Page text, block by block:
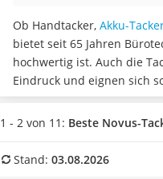
Tiefbrunnenpumpe
Fliesenschneider
Hochdruckreiniger
Doppelschleifer
Überwachungskamera
Benzinrasenmäher mit
Löschdecke
Ob Handtacker, Akku-
bietet seit 65 Jahren
hochwertig ist. Auch die
Eindruck und eignen sich
den professionellen
Wählen Sie jetzt einen
ist, um schnell zwischen
1 - 2 von 11: Beste Novus-
Stand: 03.08.2026